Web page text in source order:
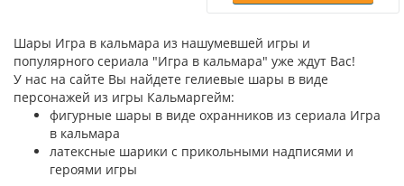
Шары Игра в кальмара из нашумевшей игры и
популярного сериала "Игра в кальмара" уже ждут Вас!
У нас на сайте Вы найдете гелиевые шары в виде
персонажей из игры Кальмаргейм:
фигурные шары в виде охранников из сериала Игра
в кальмара
латексные шарики с прикольными надписями и
героями игры